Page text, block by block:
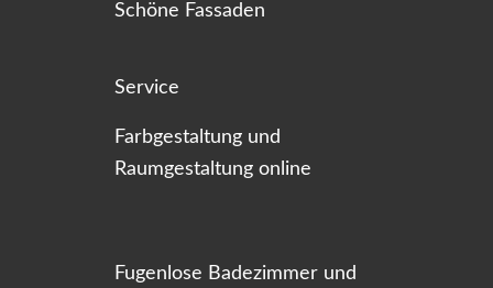
Schöne Fassaden
Service
Farbgestaltung und
Raumgestaltung online
Fugenlose Badezimmer und